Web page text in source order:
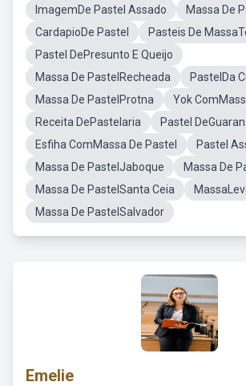
ImagemDe Pastel Assado
Massa De
CardapioDe Pastel
Pasteis De
Pastel DePresunto E Queijo
Massa De PastelRecheada
PastelDa
Massa De PastelProtna
Yok
Receita DePastelaria
Pastel
Esfiha ComMassa De Pastel
Pastel
Massa De PastelJaboque
Massa De
Massa De PastelSanta Ceia
Massa De PastelSalvador
Emelie